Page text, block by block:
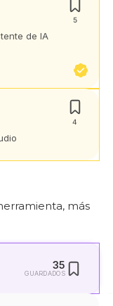
5
de IA
4
más
35
GUARDADOS